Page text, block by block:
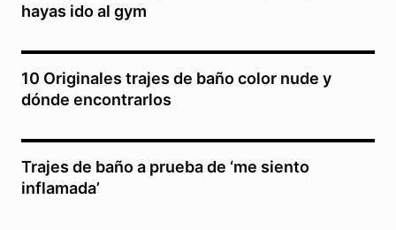
hayas ido al gym
10 Originales trajes de baño color nude y
dónde encontrarlos
Trajes de baño a prueba de ‘me siento
inflamada’